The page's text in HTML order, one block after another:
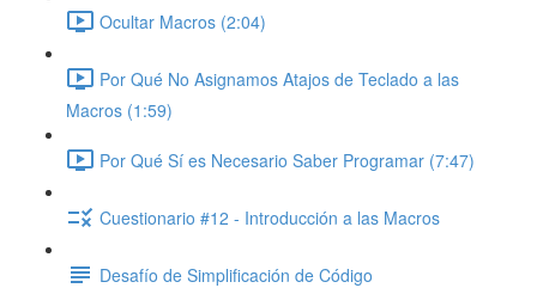
Ocultar Macros (2:04)
Por Qué No Asignamos Atajos de Teclado a las
Macros (1:59)
Por Qué Sí es Necesario Saber Programar (7:47)
Cuestionario #12 - Introducción a las Macros
Desafío de Simplificación de Código